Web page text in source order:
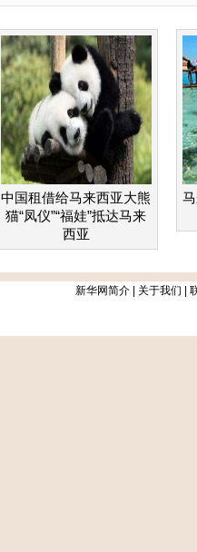
中国租借给马来西亚大熊
猫“凤仪”“福娃”抵达马来
西亚
新华网简介 关于我们